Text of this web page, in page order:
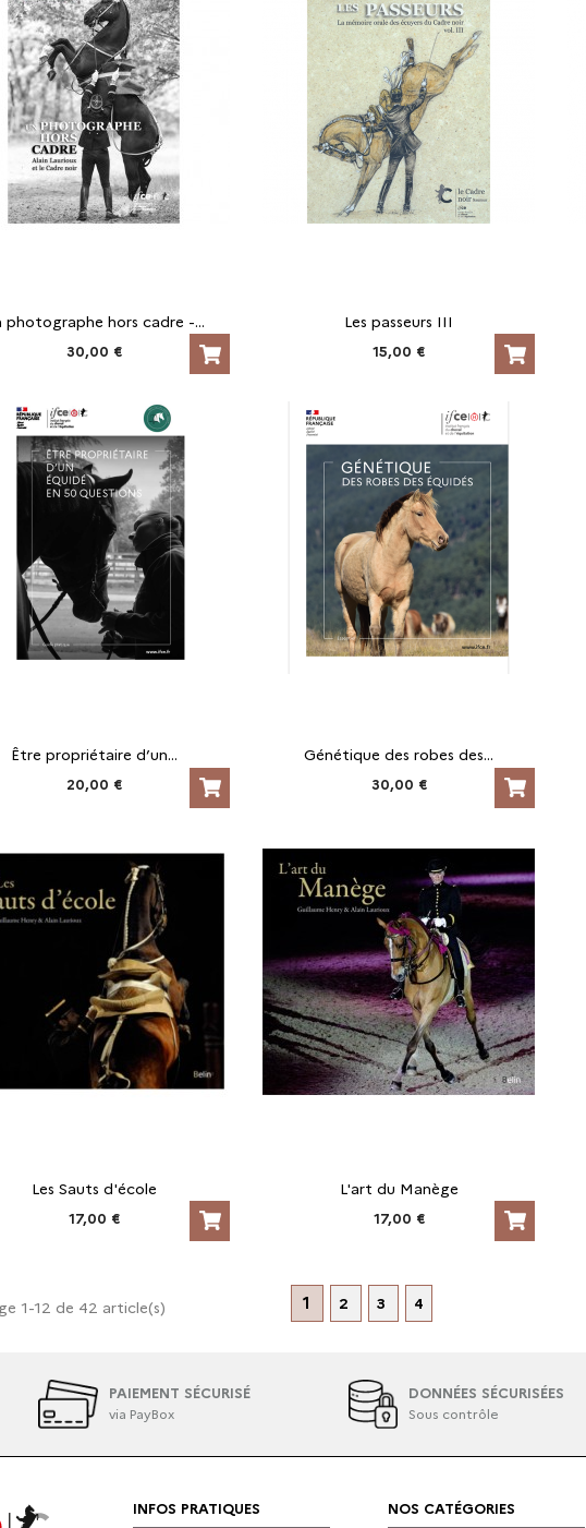
photographe hors cadre -...
30,00 €
Les passeurs III
15,00 €
Être propriétaire d’un...
20,00 €
Génétique des robes des...
30,00 €
Les Sauts d'école
17,00 €
L'art du Manège
17,00 €
1-12 de 42 article(s) 1 2 3 4
PAIEMENT SÉCURISÉ
via PayBox
DONNÉES SÉCURISÉES
Sous contrôle
INFOS PRATIQUES NOS CATÉGORIES